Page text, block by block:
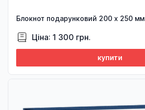
Блокнот подарунковий 200 х 250 мм
Ціна: 1 300 грн.
купити